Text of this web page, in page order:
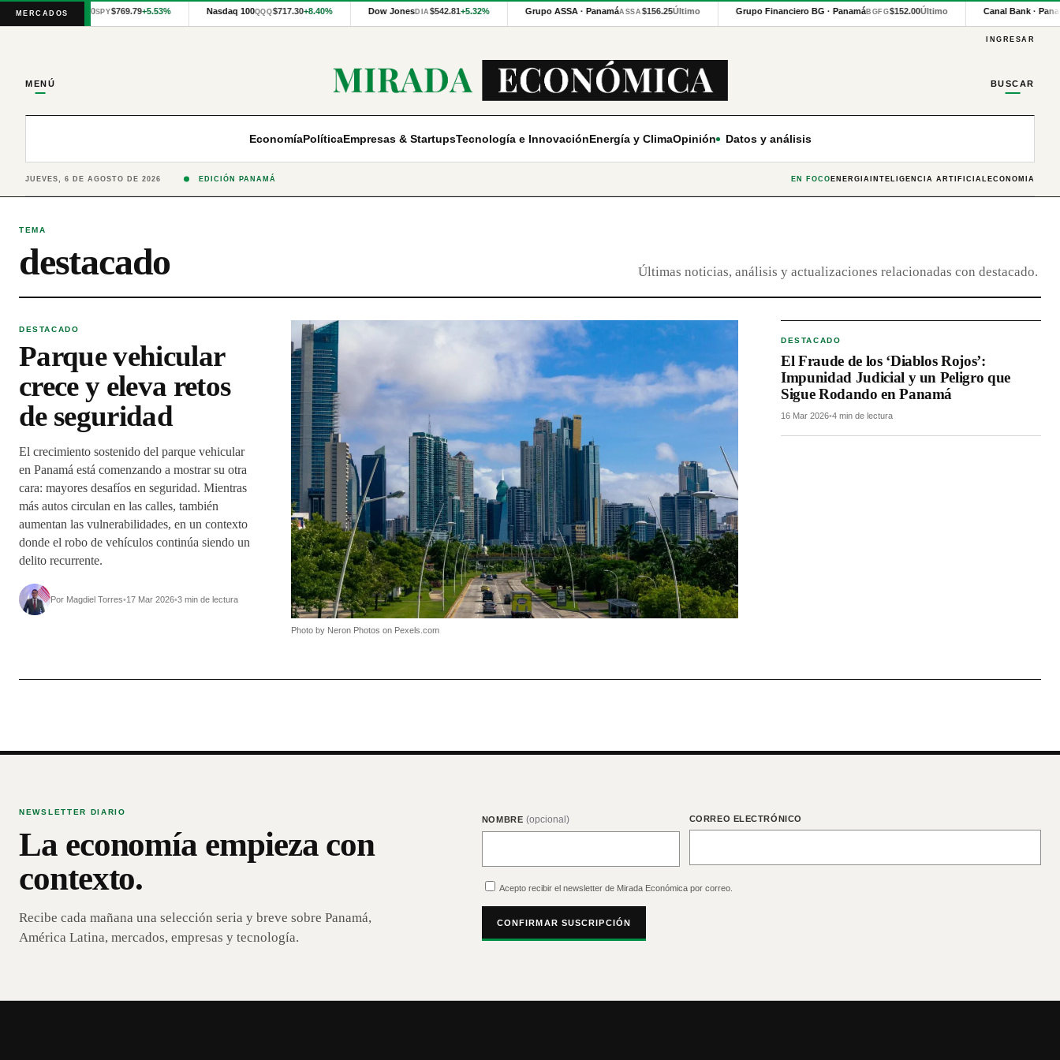
MERCADOSS&P 500SPY$769.79+5.53% Nasdaq 100QQQ$717.30+8.40% Dow JonesDIA$542.81+5.32% Grupo ASSA · PanamáASSA$156.25Último Grupo Financiero BG · PanamáBGFG$152.00Último Canal Bank ·
Cotizaciones
Modeling
Latinex
INGRESAR
MENÚ BUSCAR
EconomíaPolíticaEmpresas & StartupsTecnología e InnovaciónEnergía y ClimaOpinión Datos y análisis
JUEVES, 6 DE AGOSTO DE 2026 EDICIÓN PANAMÁ EN FOCO ENERGÍA INTELIGENCIA ARTIFICIAL ECONOMÍA
TEMA
destacado Últimas noticias, análisis y actualizaciones relacionadas con destacado.
DESTACADO
Parque vehicular
crece y eleva retos
de seguridad
El crecimiento sostenido del parque vehicular
en Panamá está comenzando a mostrar su otra
cara: mayores desafíos en seguridad. Mientras
más autos circulan en las calles, también
aumentan las vulnerabilidades, en un contexto
donde el robo de vehículos continúa siendo un
delito recurrente.
Por Magdiel Torres•17 Mar 2026•3 min de lectura
Photo by Neron Photos on Pexels.com
DESTACADO
El Fraude de los ‘Diablos Rojos’:
Impunidad Judicial y un Peligro que
Sigue Rodando en Panamá
16 Mar 2026•4 min de lectura
NEWSLETTER DIARIO
La economía empieza con
contexto.
Recibe cada mañana una selección seria y breve sobre Panamá,
América Latina, mercados, empresas y tecnología.
NOMBRE (opcional) CORREO ELECTRÓNICO
Acepto recibir el newsletter de Mirada Económica por correo.
CONFIRMAR SUSCRIPCIÓN